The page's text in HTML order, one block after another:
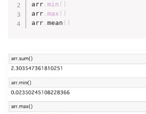
arr. min ( )
arr. max ( )
arr. mean ( )